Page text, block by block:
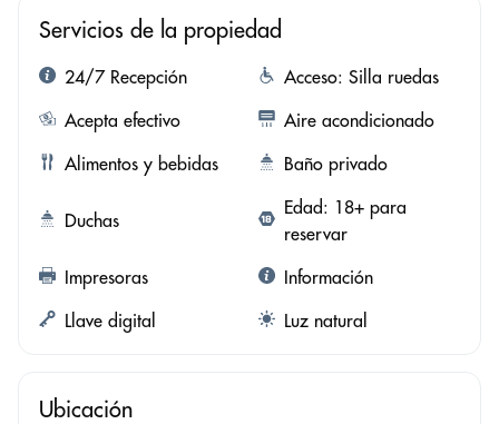
Servicios de la propiedad
24/7 Recepción
Acceso: Silla ruedas
Acepta efectivo
Aire acondicionado
Alimentos y bebidas
Baño privado
Duchas
Edad: 18+ para
reservar
Impresoras
Información
Llave digital
Luz natural
Ubicación